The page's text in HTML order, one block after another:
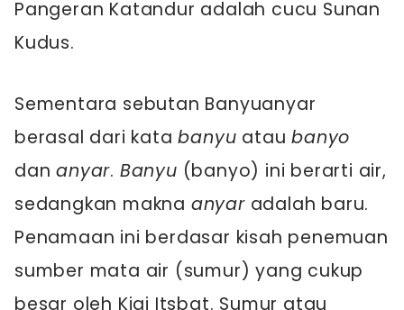
Pangeran Katandur adalah cucu Sunan
Kudus.
Sementara sebutan Banyuanyar
berasal dari katabanyu ataubanyo
dananyar. Banyu (banyo) ini berarti air,
sedangkan makna anyaradalah baru.
Penamaan ini berdasar kisah penemuan
sumber mata air (sumur) yang cukup
besar oleh Kiai Itsbat. Sumur atau